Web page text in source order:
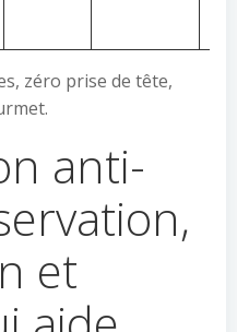
zéro prise de tête,
anti-
et